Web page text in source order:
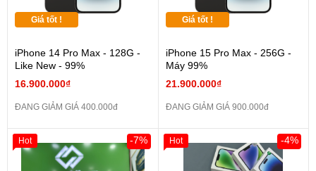
Giá tốt !
iPhone 14 Pro Max - 128G -
Like New - 99%
16.900.000₫
ĐANG GIẢM GIÁ 400.000đ
Giá tốt !
iPhone 15 Pro Max - 256G -
Máy 99%
21.900.000₫
ĐANG GIẢM GIÁ 900.000đ
-7%
Hot -4%
Hot